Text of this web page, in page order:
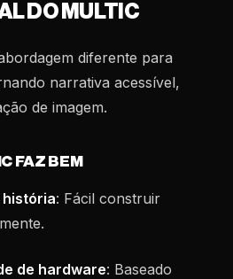
DO MULTIC
diferente para
narrativa acessível,
de imagem.
FAZ BEM
história: Fácil construir
de hardware: Baseado